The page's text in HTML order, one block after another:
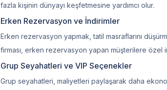
fazla kişinin dünyayı keşfetmesine yardımcı olur.
Erken Rezervasyon ve İndirimler
Erken rezervasyon yapmak, tatil masraflarını
firması, erken rezervasyon yapan müşterilere özel
Grup Seyahatleri ve VIP Seçenekler
Grup seyahatleri, maliyetleri paylaşarak daha